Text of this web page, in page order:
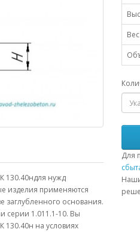
130.40ндля нужд
изделия применяются
заглубленного основания.
серии 1.011.1-10. Вы
130.40н на условиях
Для